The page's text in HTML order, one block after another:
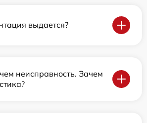
выдается?
неисправность. Зачем